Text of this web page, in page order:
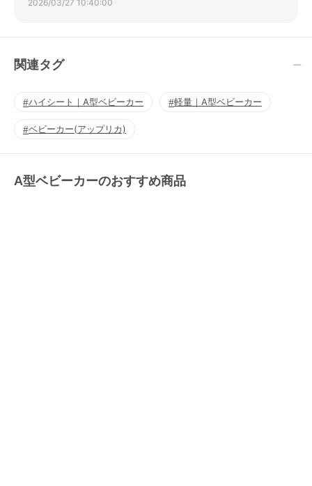
2026/03/27 10:40:00
関連タグ
ハイシート｜A型ベビーカー 軽量｜A型ベビーカー
ベビーカー(アップリカ)
A型ベビーカーのおすすめ商品